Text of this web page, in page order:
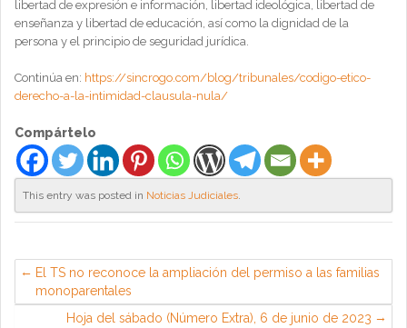
libertad de expresión e información, libertad ideológica, libertad de
enseñanza y libertad de educación, así como la dignidad de la
persona y el principio de seguridad jurídica.
Continúa en: https://sincrogo.com/blog/tribunales/codigo-etico-
derecho-a-la-intimidad-clausula-nula/
Compártelo
This entry was posted in Noticias Judiciales.
El TS no reconoce la ampliación del permiso a las familias
monoparentales
Hoja del sábado (Número Extra), 6 de junio de 2023